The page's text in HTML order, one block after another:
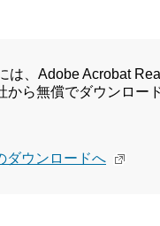
は、Adobe Acrobat
ら無償でダウンロー
ダウンロードへ